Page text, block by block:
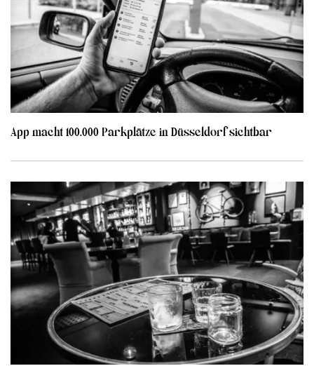
App macht 100.000 Parkplätze in Düsseldorf sichtbar